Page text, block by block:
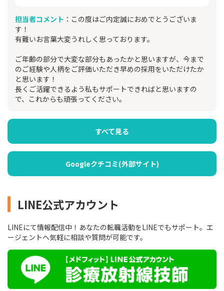
担当者コメント ：この度はご内定誠におめでとうございま
す！
有難いお言葉大変うれしく思っております。
ご年齢の部分で大変な部分もあったかと思いますが、今まで
のご経験や人柄をご評価いただき早めの採用をいただけたか
と思います！
長くご活躍できるよう私もサポートできればと思いますの
で、これからも頑張ってください。
すべて見る
Googleクチコミ(外部サイト)
LINE公式アカウント
LINEにて情報配信中！あなたの転職活動をLINEでもサポート。エ
ージェントへ気軽に相談や質問が可能です。